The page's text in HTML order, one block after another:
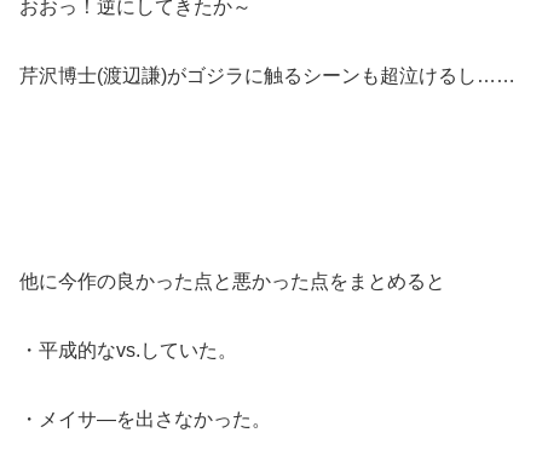
おおっ！逆にしてきたか～
芹沢博士(渡辺謙)がゴジラに触るシーンも超泣けるし……
他に今作の良かった点と悪かった点をまとめると
・平成的なvs.していた。
・メイサ―を出さなかった。